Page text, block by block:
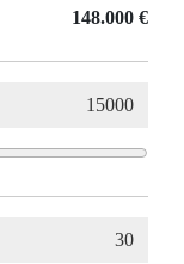
148.000 €